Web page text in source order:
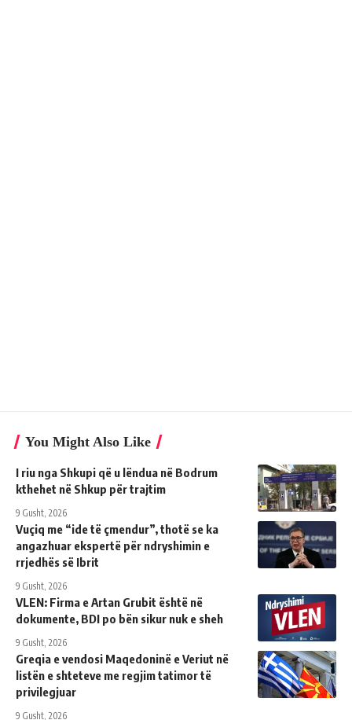
You Might Also Like
I riu nga Shkupi që u lëndua në Bodrum
kthehet në Shkup për trajtim
9 Gusht, 2026
Vuçiq me “ide të çmendur”, thotë se ka
angazhuar ekspertë për ndryshimin e
rrjedhës së Ibrit
9 Gusht, 2026
VLEN: Firma e Artan Grubit është në
dokumente, BDI po bën sikur nuk e sheh
9 Gusht, 2026
Greqia e vendosi Maqedoninë e Veriut në
listën e shteteve me regjim tatimor të
privilegjuar
9 Gusht, 2026